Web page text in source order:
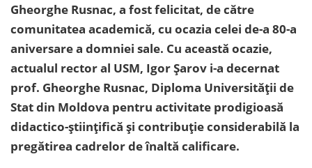
Gheorghe Rusnac, a fost felicitat, de către
comunitatea academică, cu ocazia celei de-a 80-a
aniversare a domniei sale. Cu această ocazie,
actualul rector al USM, Igor Șarov i-a decernat
prof. Gheorghe Rusnac, Diploma Universității de
Stat din Moldova pentru activitate prodigioasă
didactico-științifică și contribuție considerabilă la
pregătirea cadrelor de înaltă calificare.